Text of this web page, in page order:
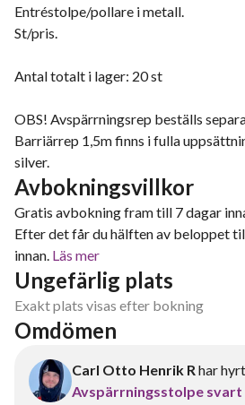
Entréstolpe/pollare i metall.
St/pris.
Antal totalt i lager: 20 st
OBS! Avspärrningsrep beställs
Barriärrep 1,5m finns i fulla
silver.
Avbokningsvillkor
Gratis avbokning fram till 7 dagar
Efter det får du hälften av beloppet
innan. Läs mer
Ungefärlig plats
Exakt plats visas efter bokning
Omdömen
Carl Otto Henrik Rhar hyrt
Avspärrningsstolpe svart